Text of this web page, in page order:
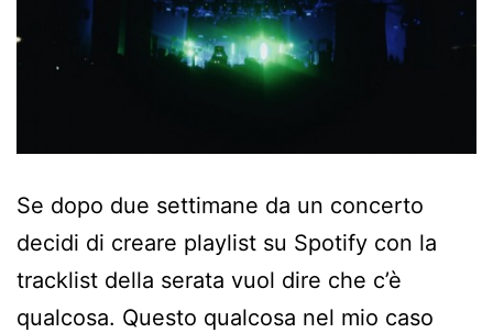
Se dopo due settimane da un concerto
decidi di creare playlist su Spotify con la
tracklist della serata vuol dire che c’è
qualcosa. Questo qualcosa nel mio caso